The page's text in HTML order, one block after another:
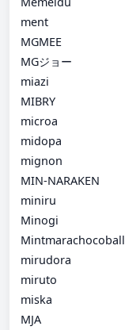
ment
MGMEE
MGジョー
miazi
MIBRY
microa
midopa
mignon
MIN-NARAKEN
miniru
Minogi
Mintmarachocoball
mirudora
miruto
miska
MJA